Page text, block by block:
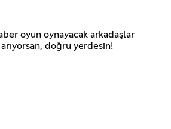
oyun oynayacak arkadaşlar
doğru yerdesin!